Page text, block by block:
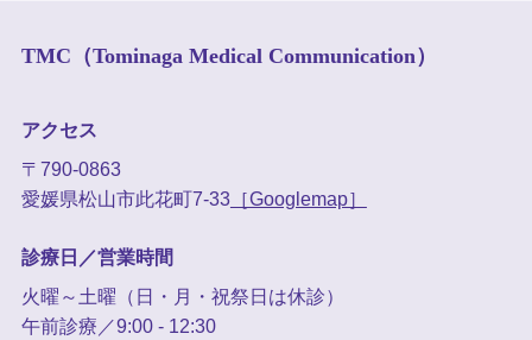
TMC（Tominaga Medical Communication）
アクセス
〒790-0863
愛媛県松山市此花町7-33［Googlemap］
診療日／営業時間
火曜～土曜（日・月・祝祭日は休診）
午前診療／9:00 - 12:30